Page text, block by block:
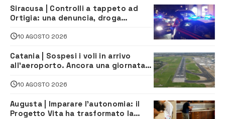
Siracusa | Controlli a tappeto ad
Ortigia: una denuncia, droga
multe
10 AGOSTO 2026
Catania | Sospesi i voli in arrivo
all’aeroporto. Ancora una giornata
10 AGOSTO 2026
Augusta | Imparare l’autonomia: il
Progetto Vita ha trasformato la